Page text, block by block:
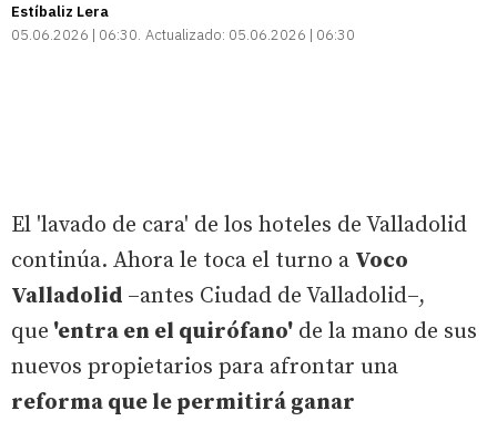
Estíbaliz Lera
05.06.2026 | 06:30 Actualizado: 05.06.2026 | 06:30
El 'lavado de cara' de los hoteles de Valladolid
continúa. Ahora le toca el turno a Voco
Valladolid –antes Ciudad de Valladolid–,
que 'entra en el quirófano' de la mano de sus
nuevos propietarios para afrontar una
reforma que le permitirá ganar